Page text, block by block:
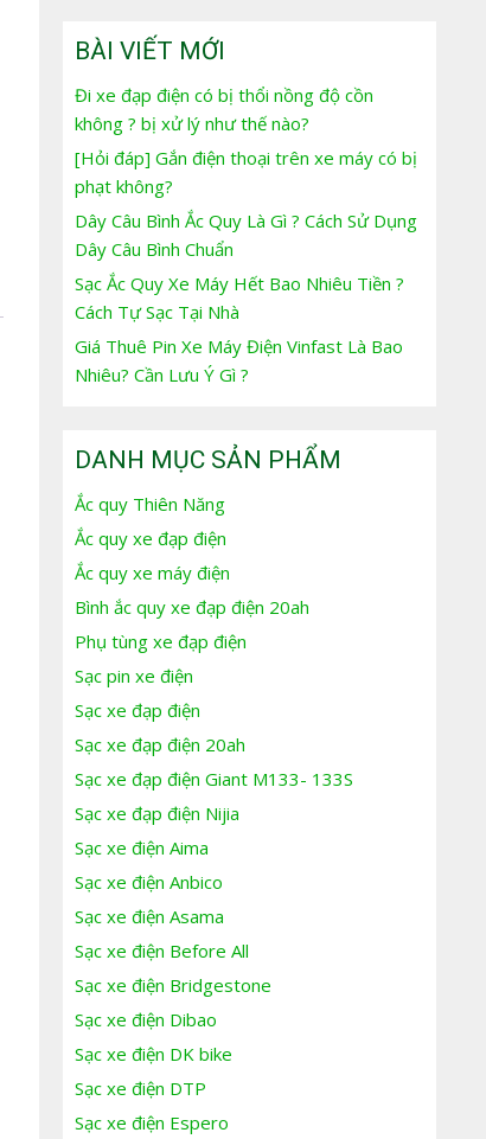
BÀI VIẾT MỚI
Đi xe đạp điện có bị thổi nồng độ cồn
không ? bị xử lý như thế nào?
[Hỏi đáp] Gắn điện thoại trên xe máy có bị
phạt không?
Dây Câu Bình Ắc Quy Là Gì ? Cách Sử Dụng
Dây Câu Bình Chuẩn
Sạc Ắc Quy Xe Máy Hết Bao Nhiêu Tiền ?
Cách Tự Sạc Tại Nhà
Giá Thuê Pin Xe Máy Điện Vinfast Là Bao
Nhiêu? Cần Lưu Ý Gì ?
DANH MỤC SẢN PHẨM
Ắc quy Thiên Năng
Ắc quy xe đạp điện
Ắc quy xe máy điện
Bình ắc quy xe đạp điện 20ah
Phụ tùng xe đạp điện
Sạc pin xe điện
Sạc xe đạp điện
Sạc xe đạp điện 20ah
Sạc xe đạp điện Giant M133- 133S
Sạc xe đạp điện Nijia
Sạc xe điện Aima
Sạc xe điện Anbico
Sạc xe điện Asama
Sạc xe điện Before All
Sạc xe điện Bridgestone
Sạc xe điện Dibao
Sạc xe điện DK bike
Sạc xe điện DTP
Sạc xe điện Espero